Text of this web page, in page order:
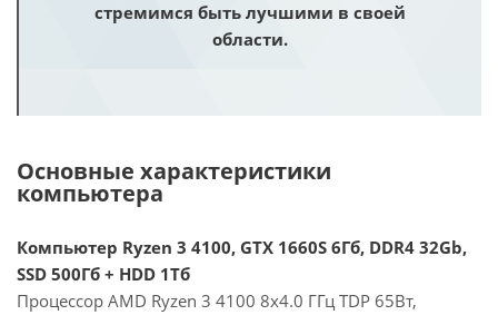
стремимся быть лучшими в своей
области.
Основные характеристики
компьютера
Компьютер Ryzen 3 4100, GTX 1660S 6Гб, DDR4 32Gb,
SSD 500Гб + HDD 1Тб
Процессор AMD Ryzen 3 4100 8x4.0 ГГц TDP 65Вт,